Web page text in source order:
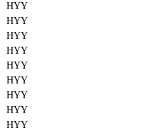
HYY
HYY
HYY
HYY
HYY
HYY
HYY
HYY
HYY